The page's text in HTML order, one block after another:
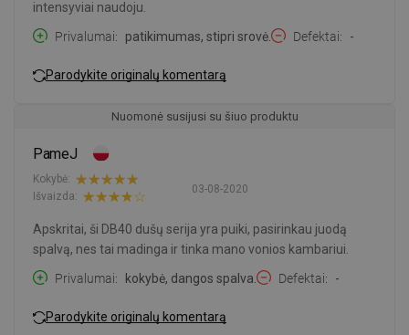
intensyviai naudoju.
Privalumai
patikimumas, stipri srovė. Defektai -
Parodykite originalų komentarą
Nuomonė susijusi su šiuo produktu
PameJ
03-08-2020
Kokybė:
Išvaizda:
Apskritai, ši DB40 dušų serija yra puiki, pasirinkau juodą
spalvą, nes tai madinga ir tinka mano vonios kambariui.
Privalumai
kokybė, dangos spalva. Defektai -
Parodykite originalų komentarą